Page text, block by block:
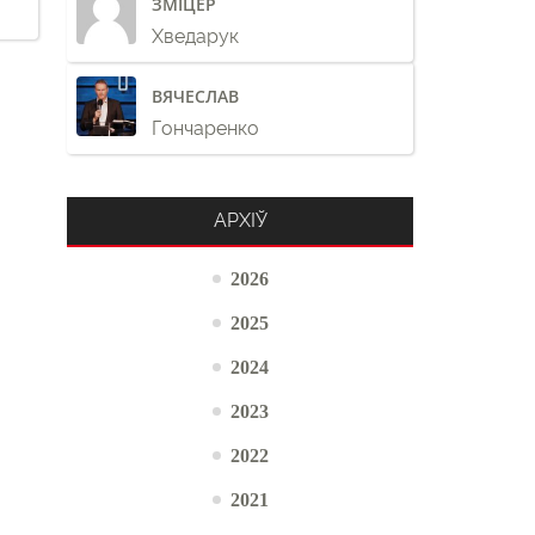
Хведарук
ВЯЧЕСЛАВ
Гончаренко
АРХІЎ
2026
2025
2024
2023
2022
2021